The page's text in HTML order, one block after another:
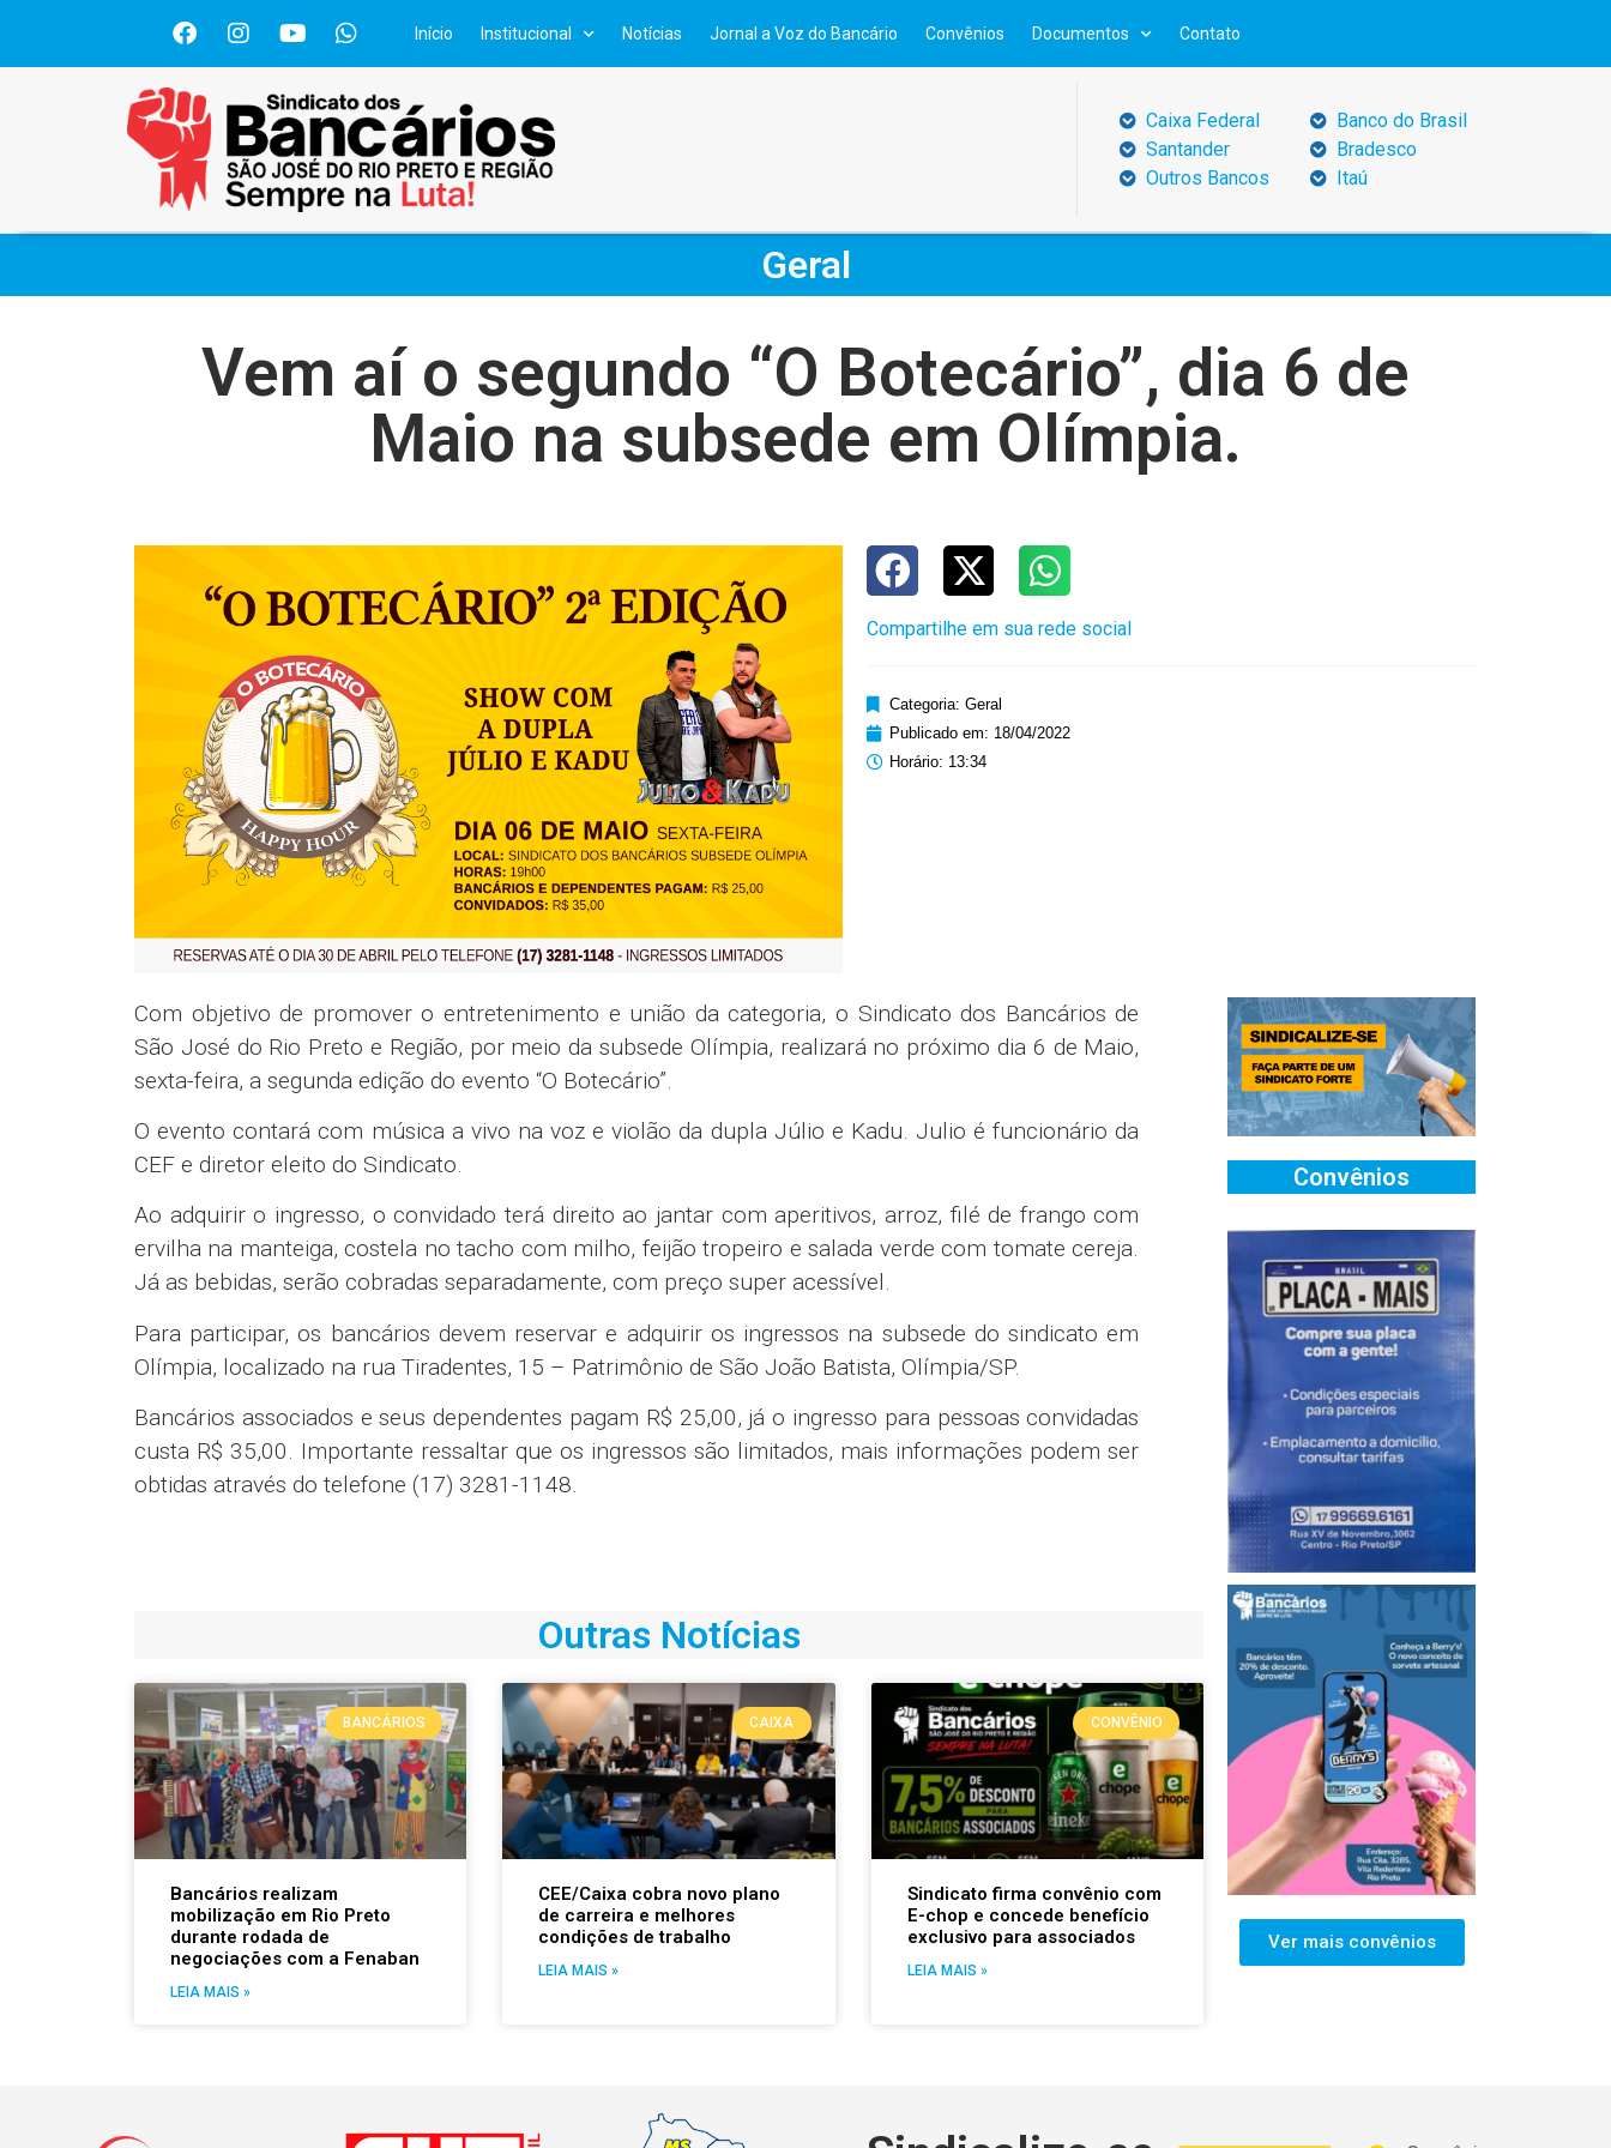
Início Institucional Notícias Jornal a Voz do Bancário Convênios Documentos Contato
Caixa Federal
Santander
Outros Bancos
Banco do Brasil
Bradesco
Itaú
Geral
Vem aí o segundo “O Botecário”, dia 6 de
Maio na subsede em Olímpia.
Compartilhe em sua rede social
Categoria: Geral
Publicado em: 18/04/2022
Horário: 13:34
Com objetivo de promover o entretenimento e união da categoria, o Sindicato dos Bancários de
São José do Rio Preto e Região, por meio da subsede Olímpia, realizará no próximo dia 6 de Maio,
sexta-feira, a segunda edição do evento “O Botecário”.
O evento contará com música a vivo na voz e violão da dupla Júlio e Kadu. Julio é funcionário da
CEF e diretor eleito do Sindicato.
Ao adquirir o ingresso, o convidado terá direito ao jantar com aperitivos, arroz, filé de frango com
ervilha na manteiga, costela no tacho com milho, feijão tropeiro e salada verde com tomate cereja.
Já as bebidas, serão cobradas separadamente, com preço super acessível.
Para participar, os bancários devem reservar e adquirir os ingressos na subsede do sindicato em
Olímpia, localizado na rua Tiradentes, 15 – Patrimônio de São João Batista, Olímpia/SP.
Bancários associados e seus dependentes pagam R$ 25,00, já o ingresso para pessoas convidadas
custa R$ 35,00. Importante ressaltar que os ingressos são limitados, mais informações podem ser
obtidas através do telefone (17) 3281-1148.
Outras Notícias
BANCÁRIOS
Bancários realizam
mobilização em Rio Preto
durante rodada de
negociações com a Fenaban
LEIA MAIS »
CAIXA
CEE/Caixa cobra novo plano
de carreira e melhores
condições de trabalho
LEIA MAIS »
CONVÊNIO
Sindicato firma convênio com
E-chop e concede benefício
exclusivo para associados
LEIA MAIS »
Convênios
Ver mais convênios